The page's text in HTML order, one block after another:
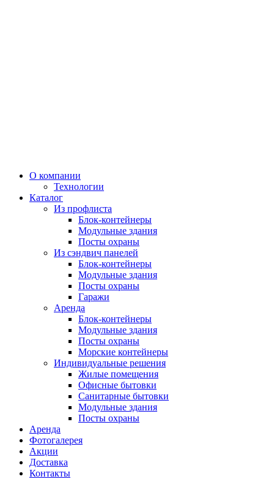
О компании
Технологии
Каталог
Из профлиста
Блок-контейнеры
Модульные здания
Посты охраны
Из сэндвич панелей
Блок-контейнеры
Модульные здания
Посты охраны
Гаражи
Аренда
Блок-контейнеры
Модульные здания
Посты охраны
Морские контейнеры
Индивидуальные решения
Жилые помещения
Офисные бытовки
Санитарные бытовки
Модульные здания
Посты охраны
Аренда
Фотогалерея
Акции
Доставка
Контакты